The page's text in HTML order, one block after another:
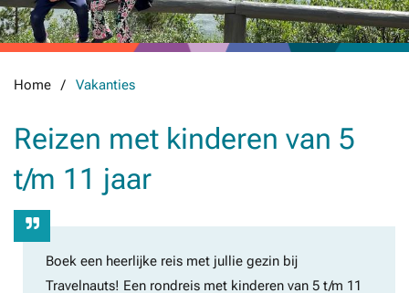
Home Vakanties
Reizen met kinderen van 5
t/m 11 jaar
Boek een heerlijke reis met jullie gezin bij
Travelnauts! Een rondreis met kinderen van 5 t/m 11